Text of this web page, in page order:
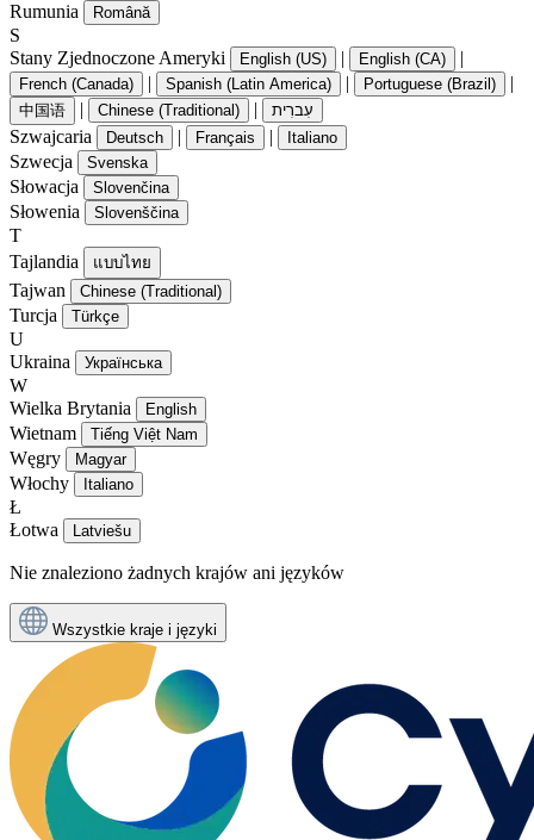
Rumunia
Română
S
Stany Zjednoczone Ameryki
English (US) | English (CA) |
French (Canada) | Spanish (Latin America) | Portuguese (Brazil) |
中国语 | Chinese (Traditional) | עִברִית
Szwajcaria Deutsch | Français | Italiano
Szwecja Svenska
Słowacja Slovenčina
Słowenia Slovenščina
T
Tajlandia
แบบไทย
Tajwan Chinese (Traditional)
Turcja Türkçe
U
Ukraina
Українська
W
Wielka Brytania
English
Wietnam Tiếng Việt Nam
Węgry Magyar
Włochy Italiano
Ł
Łotwa
Latviešu
Nie znaleziono żadnych krajów ani języków
Wszystkie kraje i języki